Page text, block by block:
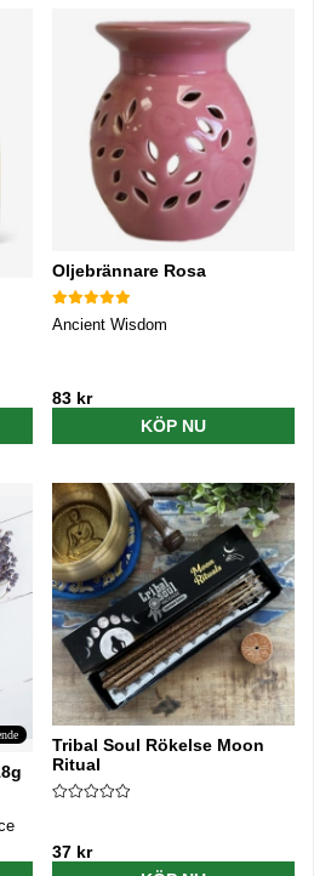
Oljebrännare Rosa
Ancient Wisdom
83 kr
KÖP NU
Tribal Soul Rökelse Moon
Ritual
37 kr